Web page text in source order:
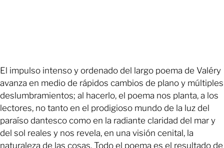
El impulso intenso y ordenado del largo poema de Valéry
avanza en medio de rápidos cambios de plano y múltiples
deslumbramientos; al hacerlo, el poema nos planta, a los
lectores, no tanto en el prodigioso mundo de la luz del
paraíso dantesco como en la radiante claridad del mar y
del sol reales y nos revela, en una visión cenital, la
naturaleza de las cosas. Todo el poema es el resultado de